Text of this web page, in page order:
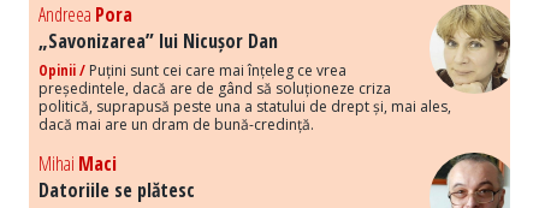
Andreea Pora
„Savonizarea” lui Nicușor Dan
Opinii / Puțini sunt cei care mai înțeleg ce vrea
președintele, dacă are de gând să soluționeze criza
politică, suprapusă peste una a statului de drept și, mai ales,
dacă mai are un dram de bună-credință.
Mihai Maci
Datoriile se plătesc